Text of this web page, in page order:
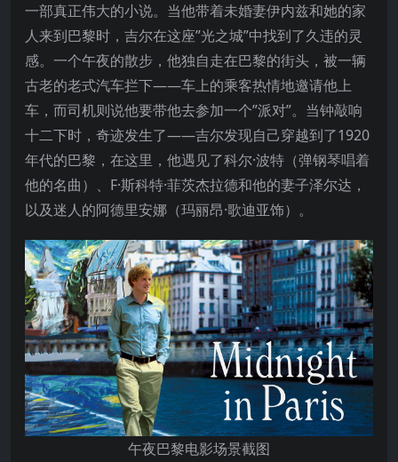
一部真正伟大的小说。当他带着未婚妻伊内兹和她的家
人来到巴黎时，吉尔在这座”光之城”中找到了久违的灵
感。一个午夜的散步，他独自走在巴黎的街头，被一辆
古老的老式汽车拦下——车上的乘客热情地邀请他上
车，而司机则说他要带他去参加一个”派对”。当钟敲响
十二下时，奇迹发生了——吉尔发现自己穿越到了1920
年代的巴黎，在这里，他遇见了科尔·波特（弹钢琴唱着
他的名曲）、F·斯科特·菲茨杰拉德和他的妻子泽尔达，
以及迷人的阿德里安娜（玛丽昂·歌迪亚饰）。
午夜巴黎电影场景截图